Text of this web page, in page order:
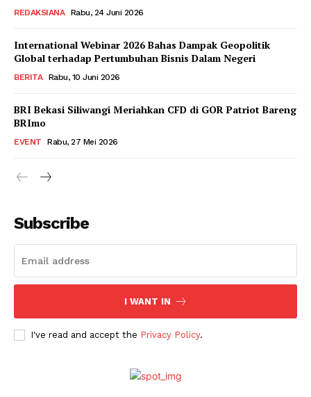
REDAKSIANA Rabu, 24 Juni 2026
International Webinar 2026 Bahas Dampak Geopolitik
Global terhadap Pertumbuhan Bisnis Dalam Negeri
BERITA Rabu, 10 Juni 2026
BRI Bekasi Siliwangi Meriahkan CFD di GOR Patriot Bareng
BRImo
EVENT Rabu, 27 Mei 2026
Subscribe
I WANT IN
I've read and accept the Privacy Policy.